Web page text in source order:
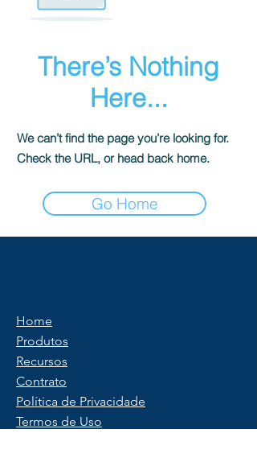
There’s Nothing
Here...
We can’t find the page you’re looking for.
Check the URL, or head back home.
Go Home
Home
Produtos
Recursos
Contrato
Política de Privacidade
Termos de Uso